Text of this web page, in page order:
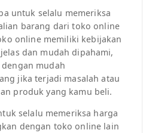
untuk selalu memeriksa
barang dari toko online
online memiliki kebijakan
dan mudah dipahami,
mudah
jika terjadi masalah atau
produk yang kamu beli.
selalu memeriksa harga
dengan toko online lain